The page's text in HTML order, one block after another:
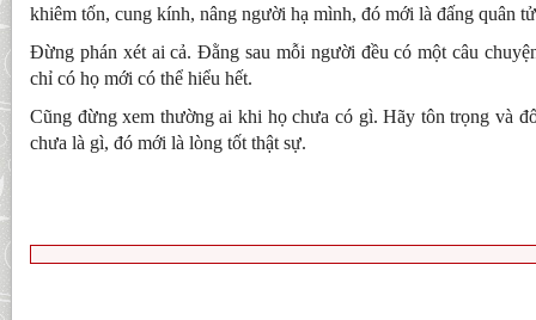
khiêm tốn, cung kính, nâng người hạ mình, đó mới là đấng quân
Đừng phán xét ai cả. Đằng sau mỗi người đều có một câu
chỉ có họ mới có thể hiểu hết.
Cũng đừng xem thường ai khi họ chưa có gì. Hãy tôn trọng và
chưa là gì, đó mới là lòng tốt thật sự.